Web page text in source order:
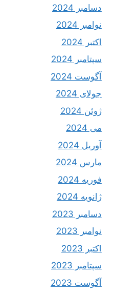
دسامبر 2024
نوامبر 2024
اکتبر 2024
سپتامبر 2024
آگوست 2024
جولای 2024
ژوئن 2024
می 2024
آوریل 2024
مارس 2024
فوریه 2024
ژانویه 2024
دسامبر 2023
نوامبر 2023
اکتبر 2023
سپتامبر 2023
آگوست 2023